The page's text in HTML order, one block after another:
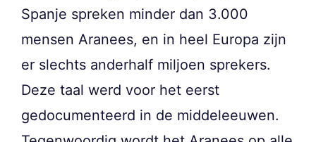
Spanje spreken minder dan 3.000
mensen Aranees, en in heel Europa zijn
er slechts anderhalf miljoen sprekers.
Deze taal werd voor het eerst
gedocumenteerd in de middeleeuwen.